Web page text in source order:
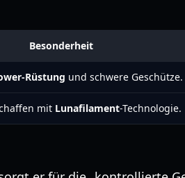
Besonderheit
Rüstung und schwere Geschütze.
mit Lunafilament-Technologie.